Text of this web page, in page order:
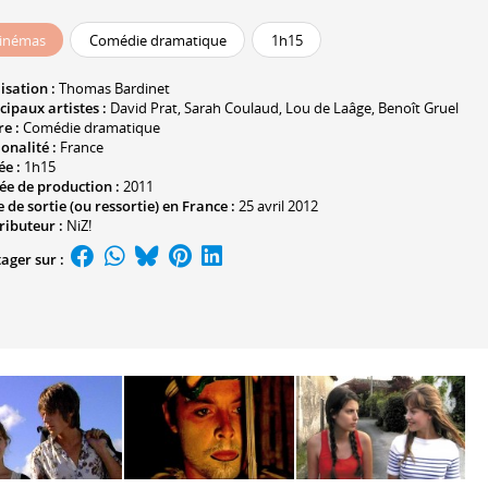
Comédie dramatique 1h15
: Thomas Bardinet
artistes : David Prat,Sarah Coulaud, Lou de Laâge, Benoît Gruel
: Comédie dramatique
: France
: 1h15
de production : 2011
de sortie (ou ressortie) en France : 25 avril 2012
: NiZ!
sur :